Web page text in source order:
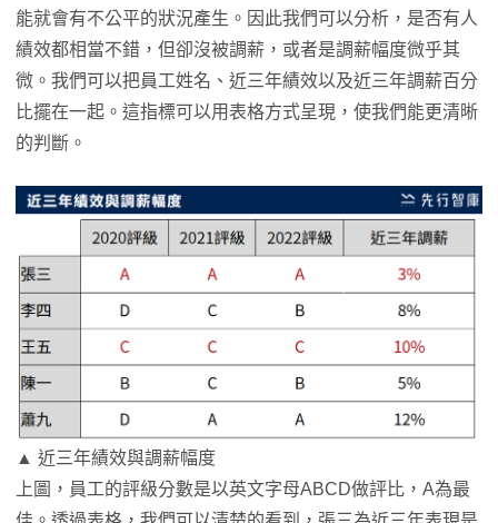
能就會有不公平的狀況產生。因此我們可以分析，是否有人
績效都相當不錯，但卻沒被調薪，或者是調薪幅度微乎其
微。我們可以把員工姓名、近三年績效以及近三年調薪百分
比擺在一起。這指標可以用表格方式呈現，使我們能更清晰
的判斷。
▲ 近三年績效與調薪幅度
上圖，員工的評級分數是以英文字母ABCD做評比，A為最